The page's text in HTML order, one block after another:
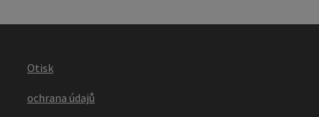
Otisk
ochrana údajů